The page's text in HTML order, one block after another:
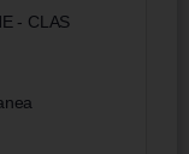
- CLAS